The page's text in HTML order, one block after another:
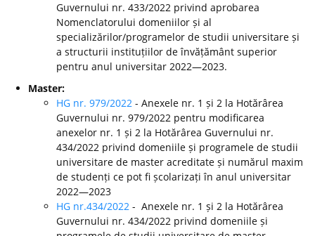
Guvernului nr. 433/2022 privind aprobarea
Nomenclatorului domeniilor și al
specializărilor/programelor de studii universitare și
a structurii instituțiilor de învățământ superior
pentru anul universitar 2022—2023.
Master:
HG nr. 979/2022 - Anexele nr. 1 și 2 la Hotărârea
Guvernului nr. 979/2022 pentru modificarea
anexelor nr. 1 și 2 la Hotărârea Guvernului nr.
434/2022 privind domeniile și programele de studii
universitare de master acreditate și numărul maxim
de studenți ce pot fi școlarizați în anul universitar
2022—2023
HG nr.434/2022 - Anexele nr. 1 și 2 la Hotărârea
Guvernului nr. 434/2022 privind domeniile și